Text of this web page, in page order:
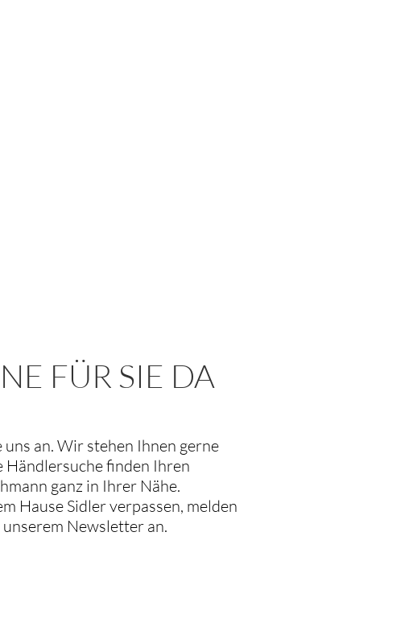
FÜR SIE DA
uns an. Wir stehen Ihnen gerne
Händlersuche finden Ihren
ganz in Ihrer Nähe.
Hause Sidler verpassen, melden
Newsletter an.